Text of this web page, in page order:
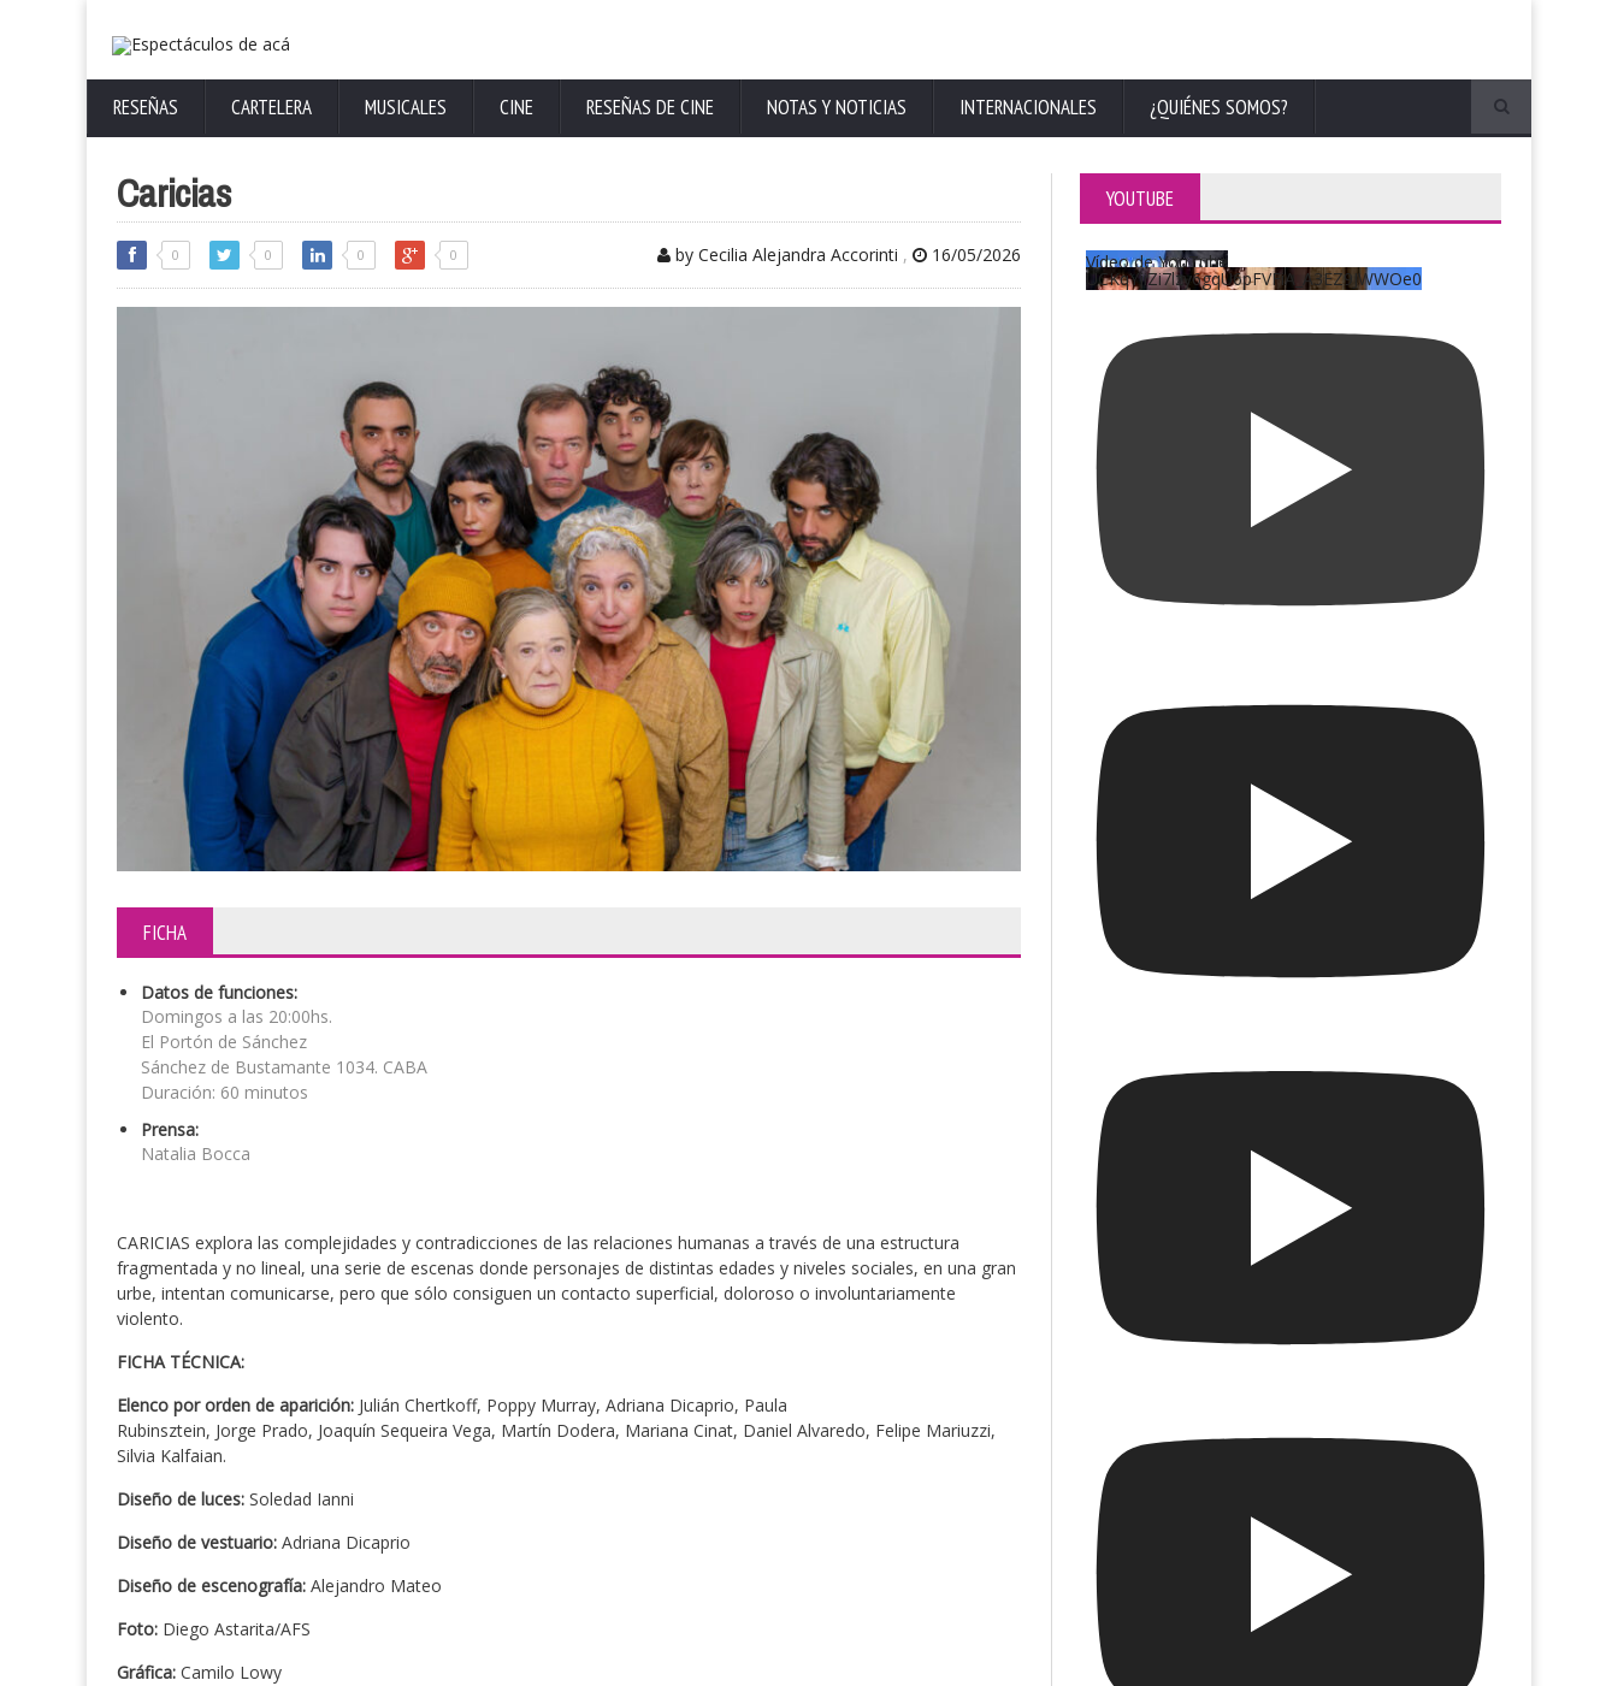
RESEÑAS CARTELERA MUSICALES CINE RESEÑAS DE CINE NOTAS Y NOTICIAS INTERNACIONALES ¿QUIÉNES SOMOS?
Caricias
0 0 0 0 by Cecilia Alejandra Accorinti , 16/05/2026
FICHA
Datos de funciones:
Domingos a las 20:00hs.
El Portón de Sánchez
Sánchez de Bustamante 1034. CABA
Duración: 60 minutos
Prensa:
Natalia Bocca
CARICIAS explora las complejidades y contradicciones de las relaciones humanas a través de una estructura
fragmentada y no lineal, una serie de escenas donde personajes de distintas edades y niveles sociales, en una gran
urbe, intentan comunicarse, pero que sólo consiguen un contacto superficial, doloroso o involuntariamente
violento.
FICHA TÉCNICA:
Elenco por orden de aparición: Julián Chertkoff, Poppy Murray, Adriana Dicaprio, Paula
Rubinsztein, Jorge Prado, Joaquín Sequeira Vega, Martín Dodera, Mariana Cinat, Daniel Alvaredo, Felipe Mariuzzi,
Silvia Kalfaian.
Diseño de luces: Soledad Ianni
Diseño de vestuario: Adriana Dicaprio
Diseño de escenografía: Alejandro Mateo
Foto: Diego Astarita/AFS
Gráfica: Camilo Lowy
YOUTUBE
Vídeo de YouTube
UCKqYjiZi7lzy6gqU6pFVFiA_A3EZ9JWWOe0